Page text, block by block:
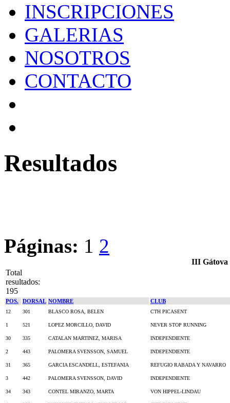
INSCRIPCIONES
GALERIAS
NOSOTROS
CONTACTO
Resultados
Páginas: 1 2
III Gátova
Total
resultados:
195
POS. DORSAL NOMBRE CLUB
12 301 BLASCO ROSA, BELEN CTH PICASENT
1 521 LOPEZ MORCILLO, DAVID NEVER STOP RUNNING
30 335 CATALAN MARTINEZ, MARISA INDEPENDIENTE
2 443 PALOMERA SVENSSON, SAMUEL INDEPENDIENTE
31 365 GARCIA ESCANDELL, ESTEFANIA REFUGIO RABADA Y NAVARRO
3 442 PALOMERA SVENSSON, DAVID INDEPENDIENTE
34 343 CONTEL MIRANZO, MARTA VON HIPPEL-LINDAU